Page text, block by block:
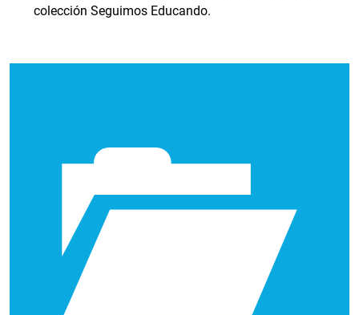
colección Seguimos Educando.